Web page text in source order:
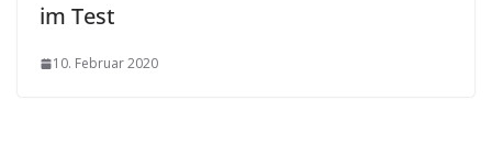
im Test
10. Februar 2020